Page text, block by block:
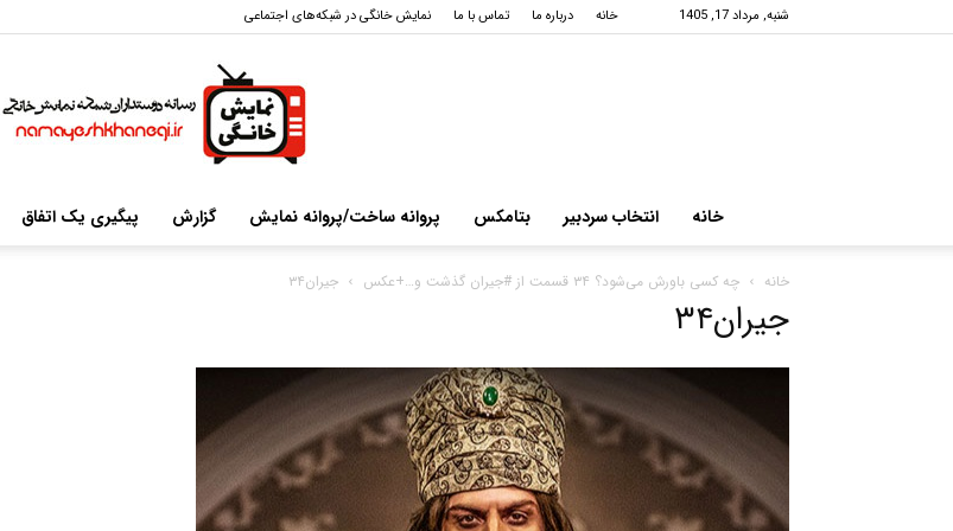
شنبه, مرداد 17, 1405 خانه درباره ما تماس با ما نمایش خانگی در شبکه‌های اجتماعی
خانه انتخاب سردبیر بتامکس پروانه ساخت/پروانه نمایش گزارش پیگیری یک اتفاق
خانه چه کسی باورش می‌شود؟ ۳۴ قسمت از #جیران گذشت و…+عکس جیران۳۴
جیران۳۴